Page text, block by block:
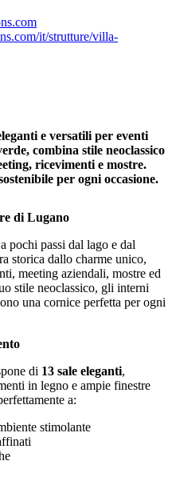
it/strutture/villa-
e versatili per eventi
combina stile neoclassico
ricevimenti e mostre.
per ogni occasione.
di Lugano
pochi passi dal lago e dal
storica dallo charme unico,
meeting aziendali, mostre ed
stile neoclassico, gli interni
una cornice perfetta per ogni
di 13 sale eleganti,
in legno e ampie finestre
a:
stimolante